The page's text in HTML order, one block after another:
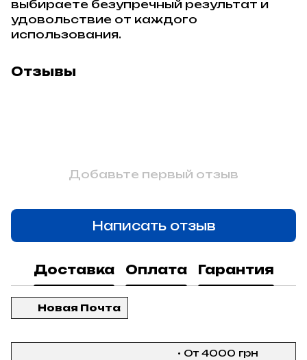
выбираете безупречный результат и
удовольствие от каждого
использования.
Отзывы
Добавьте первый отзыв
Написать отзыв
Доставка Оплата Гарантия
Новая Почта
• От 4000 грн